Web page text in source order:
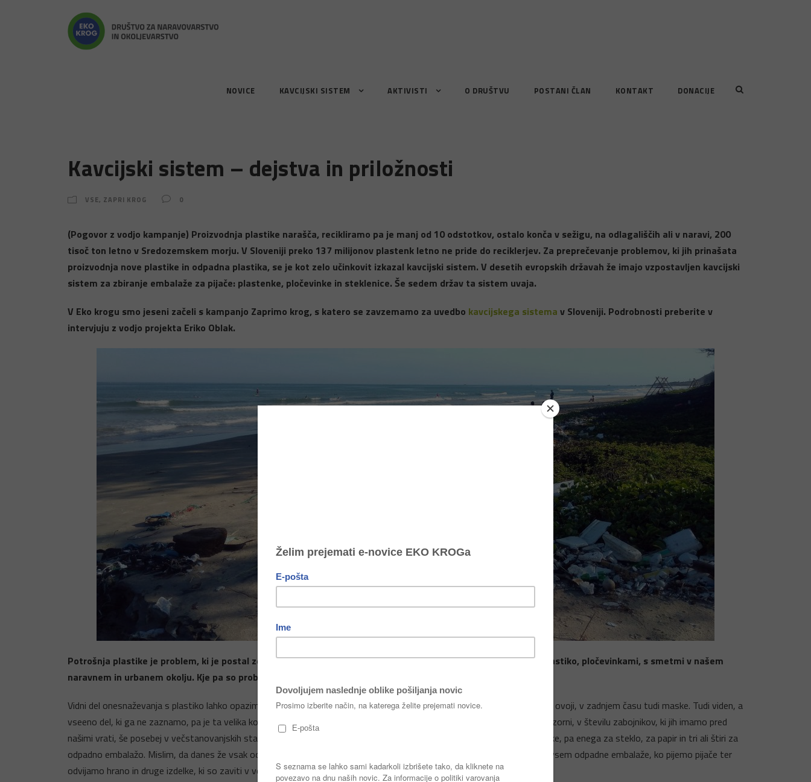
NOVICE KAVCIJSKI SISTEM AKTIVISTI O DRUŠTVU POSTANI ČLAN KONTAKT DONACIJE
Kavcijski sistem – dejstva in priložnosti
VSE, ZAPRI KROG 0
(Pogovor z vodjo kampanje) Proizvodnja plastike narašča, recikliramo pa je manj od 10 odstotkov, ostalo konča v sežigu, na odlagališčih ali v naravi, 200
tisoč ton letno v Sredozemskem morju. V Sloveniji preko 137 milijonov plastenk letno ne pride do reciklerjev. Za preprečevanje problemov, ki jih prinašata
proizvodnja nove plastike in odpadna plastika, se je kot zelo učinkovit izkazal kavcijski sistem. V desetih evropskih državah že imajo vzpostavljen kavcijski
sistem za zbiranje embalaže za pijače: plastenke, pločevinke in steklenice. Še sedem držav ta sistem uvaja.
V Eko krogu smo jeseni začeli s kampanjo Zaprimo krog, s katero se zavzemamo za uvedbo kavcijskega sistema v Sloveniji. Podrobnosti preberite v
intervjuju z vodjo projekta Eriko Oblak.
Potrošnja plastike je problem, ki je postal zelo obsežen. Tudi v vsakdanjem življenju se srečujemo z odpadno plastiko, pločevinkami, s smetmi v našem
naravnem in urbanem okolju. Kje pa so problemi, ki našemu očesu niso vidni na prvi pogled?
Vidni del onesnaževanja s plastiko lahko opazimo, ko gremo v naravo, na sprehode. Odvržene plastenke, vrečke, plastični ovoji, v zadnjem času tudi maske. Tudi viden, a
vseeno del, ki ga ne zaznamo, pa je ta velika količina plastike, ki jo uporabljamo vsak dan. Zaznamo jo, če smo le malo pozorni, v številu zabojnikov, ki jih imamo pred
našimi vrati, še posebej v večstanovanjskih stavbah, kjer imamo en zabojnik za bio odpadke, pa enega za mešane odpadke, pa enega za steklo, za papir in tri ali štiri za
odpadno embalažo. Mislim, da danes že vsak od nas vidi, kako zelo so se povečale količine odpadne plastike – in to predvsem odpadne embalaže, ko pijemo pijače ter
odvijamo hrano in druge izdelke, ki so zaviti v več plasti različne plastike.